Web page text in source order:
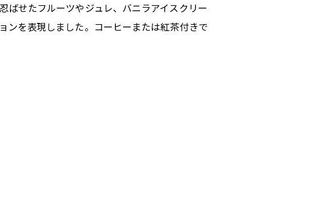
ばせたフルーツやジュレ、バニラアイスクリー
ンを表現しました。コーヒーまたは紅茶付きで